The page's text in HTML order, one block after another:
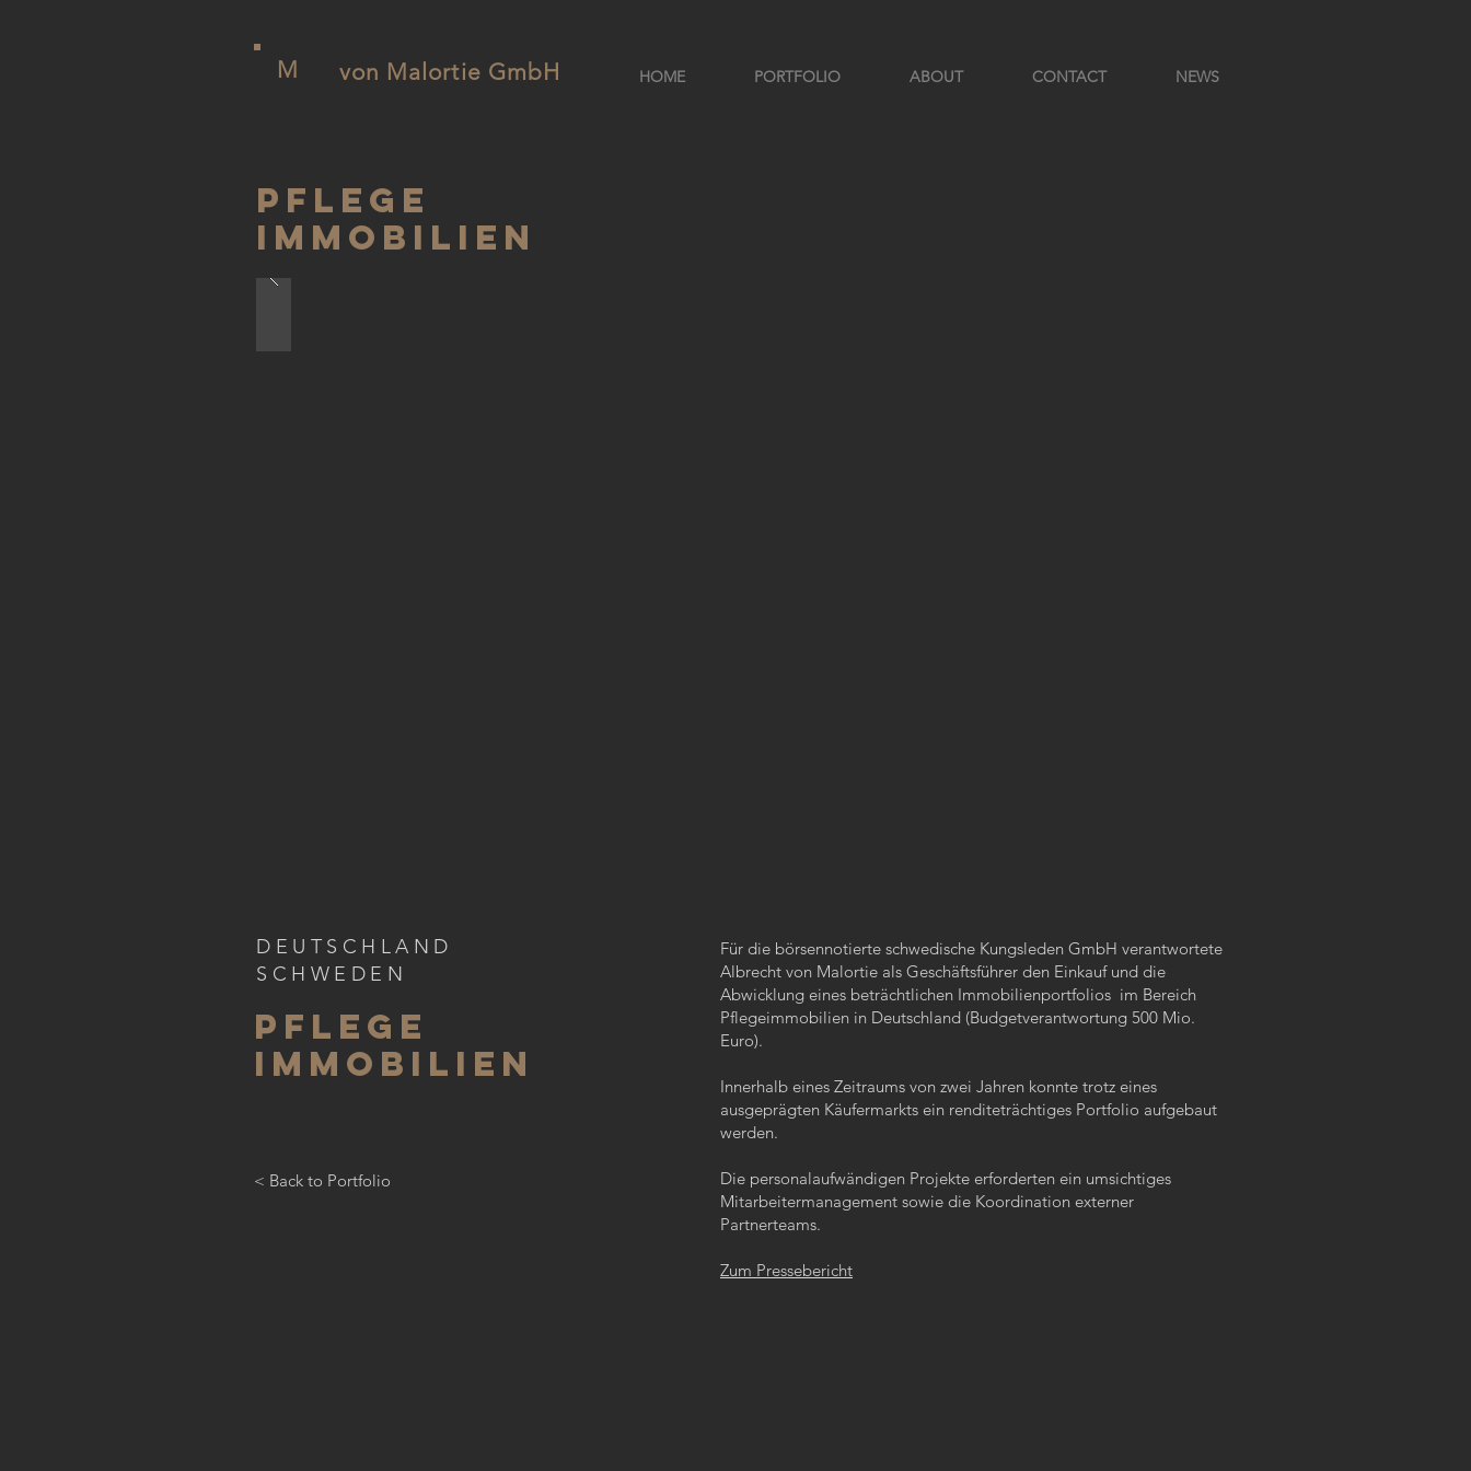
M HOME PORTFOLIO ABOUT CONTACT NEWS
von Malortie GmbH
Pflege
Immobilien
DEUTSCHLAND
SCHWEDEN
Pflege
Immobilien
< Back to Portfolio
Für die börsennotierte schwedische Kungsleden GmbH verantwortete
Albrecht von Malortie als Geschäftsführer den Einkauf und die
Abwicklung eines beträchtlichen Immobilienportfolios im Bereich
Pflegeimmobilien in Deutschland (Budgetverantwortung 500 Mio.
Euro).
Innerhalb eines Zeitraums von zwei Jahren konnte trotz eines
ausgeprägten Käufermarkts ein renditeträchtiges Portfolio aufgebaut
werden.
Die personalaufwändigen Projekte erforderten ein umsichtiges
Mitarbeitermanagement sowie die Koordination externer
Partnerteams.
Zum Pressebericht